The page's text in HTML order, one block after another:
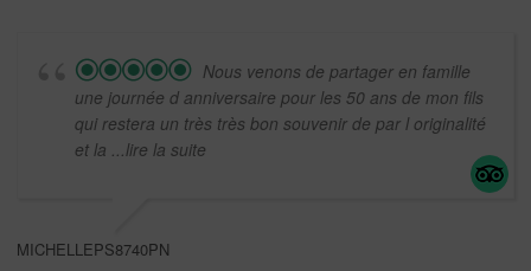
Nous venons de partager en famille
une journée d anniversaire pour les 50 ans de mon fils
qui restera un très très bon souvenir de par l originalité
et la ...lire la suite
MICHELLEPS8740PN